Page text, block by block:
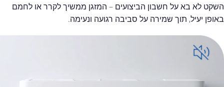
השקט לא בא על חשבון הביצועים – המזגן ממשיך לקרר או לחמם
באופן יעיל, תוך שמירה על סביבה רגועה ונעימה.